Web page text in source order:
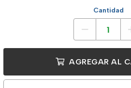
Cantidad
AGREGAR AL